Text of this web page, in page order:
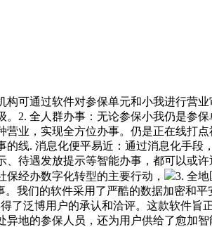
通过软件对参保单元和小我进行营
2. 全人群办事：无论参保小我仍是参
业，实现全方位办事。仍是正在线打
线. 消息化便平易近：通过消息化手
待遇发放提示等智能办事，都可以或
经办数字化转型的主要行动，
3. 全
我们的软件采用了严酷的数据加密和
了泛博用户的承认和洽评。这款软件
地的参保人员，还为用户供给了愈加